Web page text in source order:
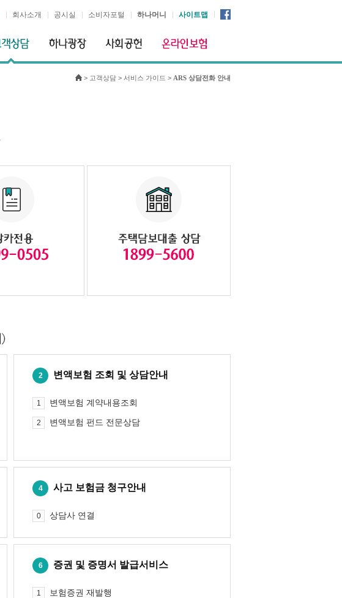
회사소개 공시실 소비자포털 하나머니 사이트맵
> 고객상담 > 서비스 가이드 > ARS 상담전화 안내
2 변액보험 조회 및 상담안내
1 변액보험 계약내용조회
2 변액보험 펀드 전문상담
4 사고 보험금 청구안내
0 상담사 연결
6 증권 및 증명서 발급서비스
1 보험증권 재발행